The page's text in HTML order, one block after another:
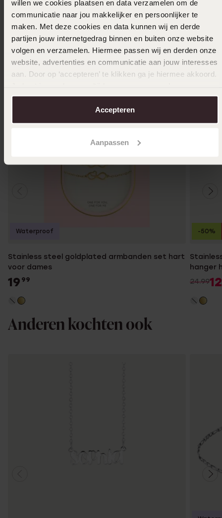
willen we cookies plaatsen en data verzamelen om de
communicatie naar jou makkelijker en persoonlijker te
maken. Met deze cookies en data kunnen wij en derde
partijen jouw internetgedrag binnen en buiten onze website
volgen en verzamelen. Hiermee passen wij en derden onze
website, advertenties en communicatie aan jouw interesses
aan. Door op ‘accepteren’ te klikken ga je hiermee akkoord.
over in onscookiebeleid.
Accepteren
Aanpassen
In winkelmand
Ook leuk voor jou
Stainless steel goldplated armbanden set hart
voor dames
19 99
Waterproof
hanger
24.9912
-50%
Anderen kochten ook